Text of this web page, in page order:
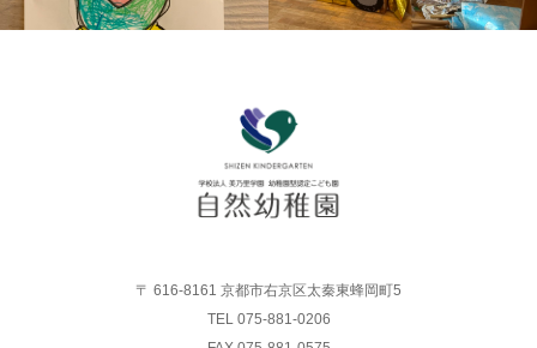
〒 616-8161 京都市右京区太秦東蜂岡町5
TEL 075-881-0206